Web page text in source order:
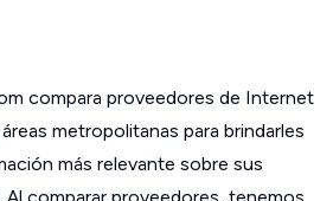
compara proveedores de Internet
metropolitanas para brindarles
más relevante sobre sus